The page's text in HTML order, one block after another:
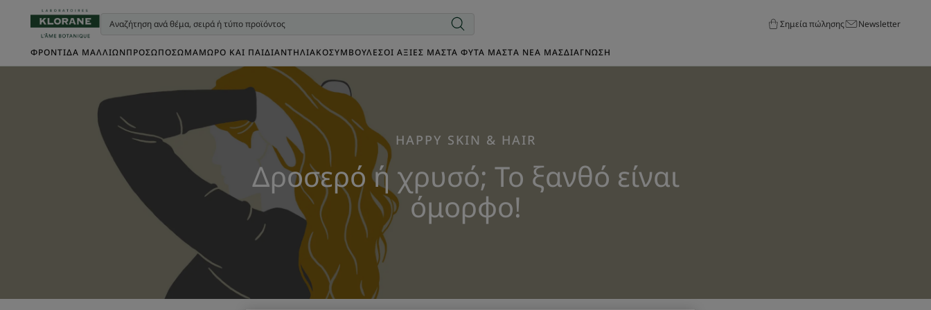
Σημεία πώλησης Newsletter
ΦΡΟΝΤΊΔΑ ΜΑΛΛΙΏΝΠΡΌΣΩΠΟΣΏΜΑΜΩΡΌ ΚΑΙ ΠΑΙΔΊΑΝΤΗΛΙΑΚΌΣΥΜΒΟΥΛΈΣΟΙ ΑΞΊΕΣ ΜΑΣΤΑ ΦΥΤΆ ΜΑΣTΑ ΝΈΑ ΜΑΣΔΙΑΓΝΩΣΗ
ΗAPPY SKIN & HAIR
Δροσερό ή χρυσό; Το ξανθό είναι
όμορφο!